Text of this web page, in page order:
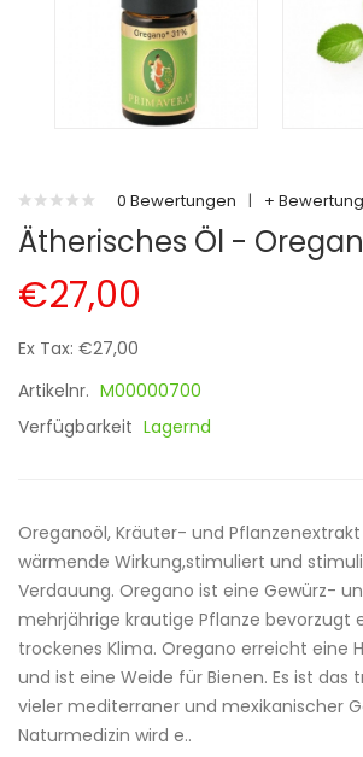
0 Bewertungen | + Bewertung
Ätherisches Öl -
€27,00
Ex Tax: €27,00
Artikelnr. M00000700
Verfügbarkeit Lagernd
Oreganoöl, Kräuter- und Pflanzenextrakt
wärmende Wirkung,stimuliert und
Verdauung. Oregano ist eine Gewürz-
mehrjährige krautige Pflanze bevorzugt
trockenes Klima. Oregano erreicht eine
und ist eine Weide für Bienen. Es ist das
vieler mediterraner und mexikanischer
Naturmedizin wird e..